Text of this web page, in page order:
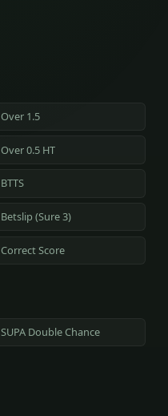
Over 1.5
Over 0.5 HT
BTTS
Betslip (Sure 3)
Correct Score
SUPA Double Chance